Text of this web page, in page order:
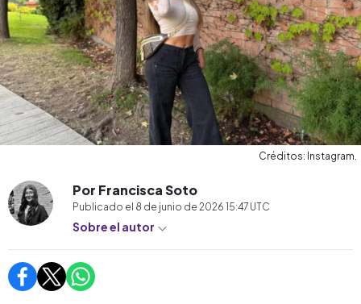
Créditos: Instagram.
Por Francisca Soto
Publicado el 8 de junio de 2026 15:47 UTC
Sobre el autor